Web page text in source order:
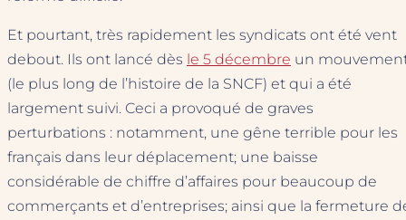
Et pourtant, très rapidement les syndicats ont été vent
debout. Ils ont lancé dès le 5 décembre un
(le plus long de l’histoire de la SNCF) et qui a été
largement suivi. Ceci a provoqué de graves
perturbations : notamment, une gêne terrible pour les
français dans leur déplacement; une baisse
considérable de chiffre d’affaires pour beaucoup de
commerçants et d’entreprises; ainsi que la fermeture